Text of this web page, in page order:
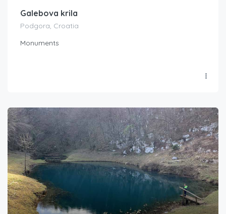
Galebova krila
Podgora, Croatia
Monuments